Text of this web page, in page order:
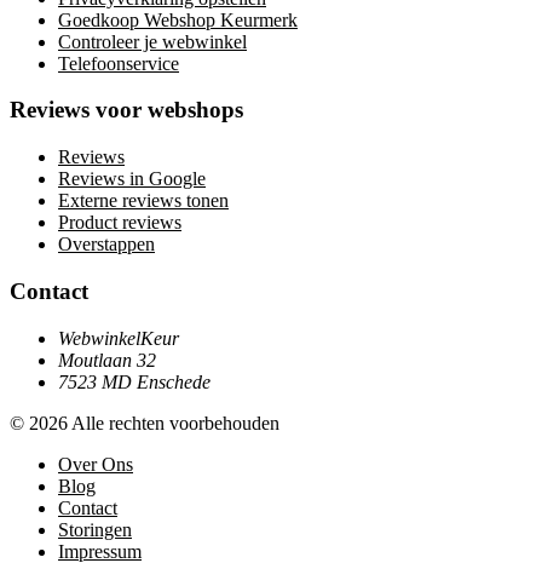
Goedkoop Webshop Keurmerk
Controleer je webwinkel
Telefoonservice
Reviews voor webshops
Reviews
Reviews in Google
Externe reviews tonen
Product reviews
Overstappen
Contact
WebwinkelKeur
Moutlaan 32
7523 MD Enschede
© 2026 Alle rechten voorbehouden
Over Ons
Blog
Contact
Storingen
Impressum